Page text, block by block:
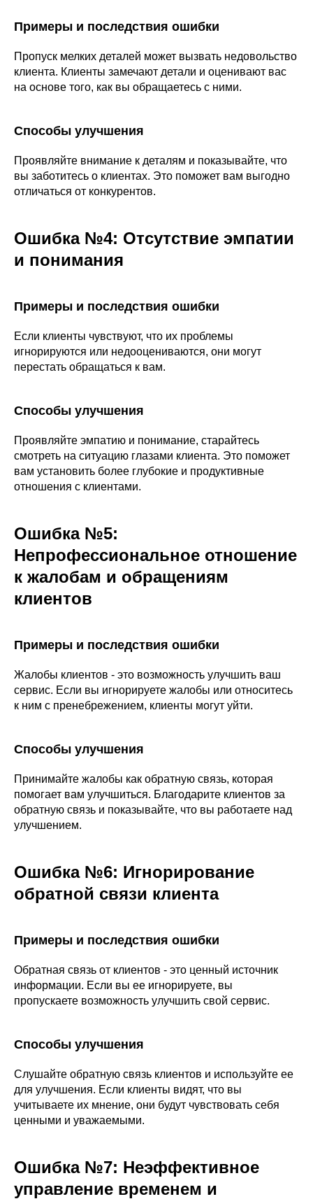
Примеры и последствия ошибки
Пропуск мелких деталей может вызвать недовольство
клиента. Клиенты замечают детали и оценивают вас
на основе того, как вы обращаетесь с ними.
Способы улучшения
Проявляйте внимание к деталям и показывайте, что
вы заботитесь о клиентах. Это поможет вам выгодно
отличаться от конкурентов.
Ошибка №4: Отсутствие эмпатии
и понимания
Примеры и последствия ошибки
Если клиенты чувствуют, что их проблемы
игнорируются или недооцениваются, они могут
перестать обращаться к вам.
Способы улучшения
Проявляйте эмпатию и понимание, старайтесь
смотреть на ситуацию глазами клиента. Это поможет
вам установить более глубокие и продуктивные
отношения с клиентами.
Ошибка №5:
Непрофессиональное отношение
к жалобам и обращениям
клиентов
Примеры и последствия ошибки
Жалобы клиентов - это возможность улучшить ваш
сервис. Если вы игнорируете жалобы или относитесь
к ним с пренебрежением, клиенты могут уйти.
Способы улучшения
Принимайте жалобы как обратную связь, которая
помогает вам улучшиться. Благодарите клиентов за
обратную связь и показывайте, что вы работаете над
улучшением.
Ошибка №6: Игнорирование
обратной связи клиента
Примеры и последствия ошибки
Обратная связь от клиентов - это ценный источник
информации. Если вы ее игнорируете, вы
пропускаете возможность улучшить свой сервис.
Способы улучшения
Слушайте обратную связь клиентов и используйте ее
для улучшения. Если клиенты видят, что вы
учитываете их мнение, они будут чувствовать себя
ценными и уважаемыми.
Ошибка №7: Неэффективное
управление временем и